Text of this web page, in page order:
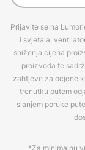
Prijavite se na
i svjetala,
sniženja cijena
proizvoda te
zahtjeve za ocjene
trenutku putem
slanjem poruke
*Za minimalnu